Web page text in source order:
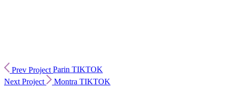
Prev Project Parin TIKTOK
Next Project
Montra TIKTOK